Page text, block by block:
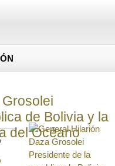
de Bolivia y la
del Océano